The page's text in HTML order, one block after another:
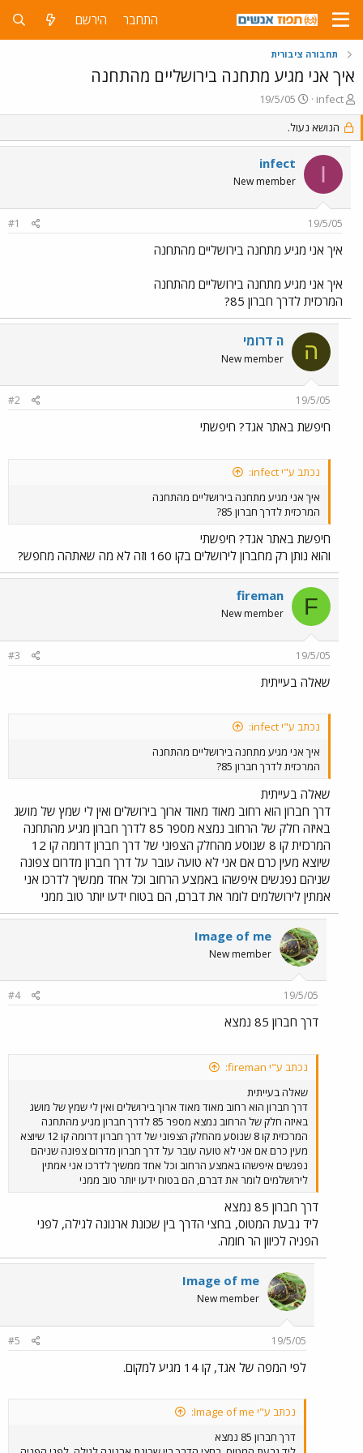
התחבר הירשם
תחבורה ציבורית
איך אני מגיע מתחנה בירושליים מהתחנה
פ
ו
ת
ח
נ
infect
פ
ו
ר
ס
ם
ב
ת
ך
19/5/05
הנושא נעול.
I
infect
New member
19/5/05
#1
איך אני מגיע מתחנה בירושליים מהתחנה
איך אני מגיע מתחנה בירושליים מהתחנה
המרכזית לדרך חברון 85?
ה ה דרומי
New member
19/5/05
#2
חיפשת באתר אגד? חיפשתי
נכתב ע"י infect:
איך אני מגיע מתחנה בירושליים מהתחנה
המרכזית לדרך חברון 85?
חיפשת באתר אגד? חיפשתי
והוא נותן רק מחברון לירושלים בקו 160 וזה לא מה שאתהה מחפש?
F
fireman
New member
19/5/05
#3
שאלה בעייתית
נכתב ע"י infect:
איך אני מגיע מתחנה בירושליים מהתחנה
המרכזית לדרך חברון 85?
שאלה בעייתית
דרך חברון הוא רחוב מאוד מאוד ארוך בירושלים ואין לי שמץ של מושג
באיזה חלק של הרחוב נמצא מספר 85 לדרך חברון מגיע מהתחנה
המרכזית קו 8 שנוסע מהחלק הצפוני של דרך חברון דרומה קו 12
שיוצא מעין כרם אם אני לא טועה עובר על דרך חברון מדרום צפונה
שניהם נפגשים איפשהו באמצע הרחוב וכל אחד ממשיך לדרכו אני
אמתין לירושלמים לומר את דברם, הם בטוח ידעו יותר טוב ממני
Image of me
New member
19/5/05
#4
דרך חברון 85 נמצא
נכתב ע"י fireman:
שאלה בעייתית
דרך חברון הוא רחוב מאוד מאוד ארוך בירושלים ואין לי שמץ של מושג
באיזה חלק של הרחוב נמצא מספר 85 לדרך חברון מגיע מהתחנה
המרכזית קו 8 שנוסע מהחלק הצפוני של דרך חברון דרומה קו 12 שיוצא
מעין כרם אם אני לא טועה עובר על דרך חברון מדרום צפונה שניהם
נפגשים איפשהו באמצע הרחוב וכל אחד ממשיך לדרכו אני אמתין
לירושלמים לומר את דברם, הם בטוח ידעו יותר טוב ממני
דרך חברון 85 נמצא
ליד גבעת המטוס, בחצי הדרך בין שכונת ארנונה לגילה, לפני
הפניה לכיוון הר חומה.
Image of me
New member
19/5/05
#5
לפי המפה של אגד, קו 14 מגיע למקום.
נכתב ע"י Image of me:
דרך חברון 85 נמצא